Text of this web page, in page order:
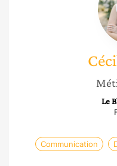
Le
Communication